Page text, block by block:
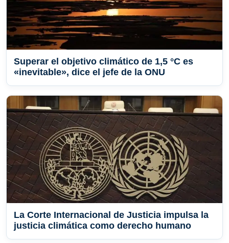
Superar el objetivo climático de 1,5 °C es
«inevitable», dice el jefe de la ONU
La Corte Internacional de Justicia impulsa la
justicia climática como derecho humano